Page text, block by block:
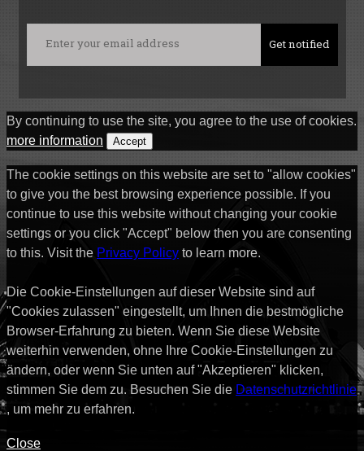
By continuing to use the site, you agree to the use of cookies.
more information
Accept
The cookie settings on this website are set to "allow cookies"
to give you the best browsing experience possible. If you
continue to use this website without changing your cookie
settings or you click "Accept" below then you are consenting
to this. Visit the Privacy Policy to learn more.
Die Cookie-Einstellungen auf dieser Website sind auf
"Cookies zulassen" eingestellt, um Ihnen die bestmögliche
Browser-Erfahrung zu bieten. Wenn Sie diese Website
weiterhin verwenden, ohne Ihre Cookie-Einstellungen zu
ändern, oder wenn Sie unten auf "Akzeptieren" klicken,
stimmen Sie dem zu. Besuchen Sie die Datenschutzrichtlinie
, um mehr zu erfahren.
Close